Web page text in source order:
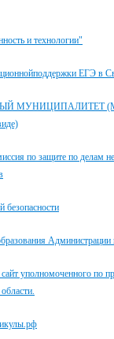
и технологии"
ЕГЭ в
МУНИЦИПАЛИТЕТ
по защите по делам
безопасности
Администрации
уполномоченного по